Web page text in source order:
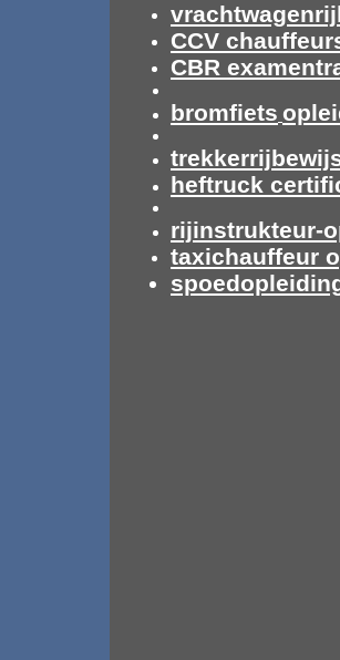
CCV
CBR
bromfiets
heftruck
rijinstrukteur-
taxichauffeur